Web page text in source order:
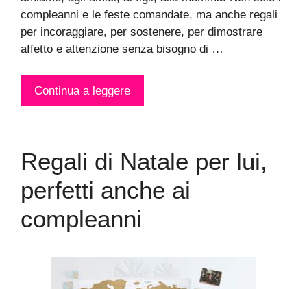
compleanni e le feste comandate, ma anche regali
per incoraggiare, per sostenere, per dimostrare
affetto e attenzione senza bisogno di …
Continua a leggere
Regali di Natale per lui,
perfetti anche ai
compleanni